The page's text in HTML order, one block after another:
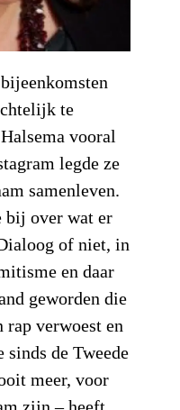
te
vooral
legde ze
samenleven.
bij over wat er
of niet, in
en daar
geworden die
rap verwoest en
sinds de Tweede
meer, voor